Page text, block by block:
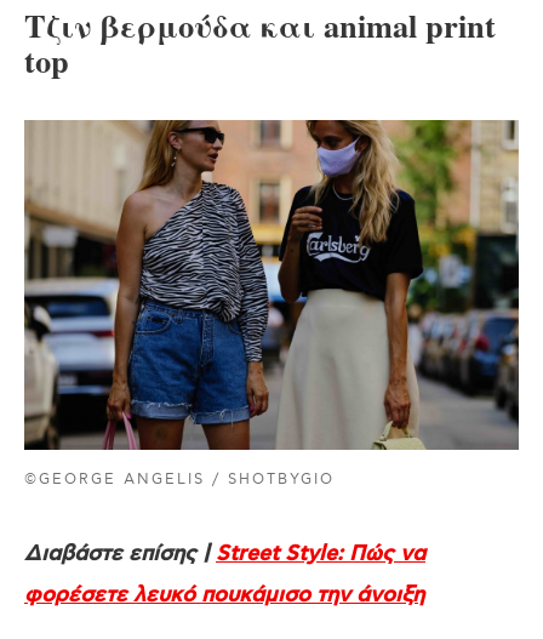
Τζιν βερμούδα και animal print
top
©GEORGE ANGELIS / SHOTBYGIO
Διαβάστε επίσης |Street Style: Πώς να
φορέσετε λευκό πουκάμισο την άνοιξη